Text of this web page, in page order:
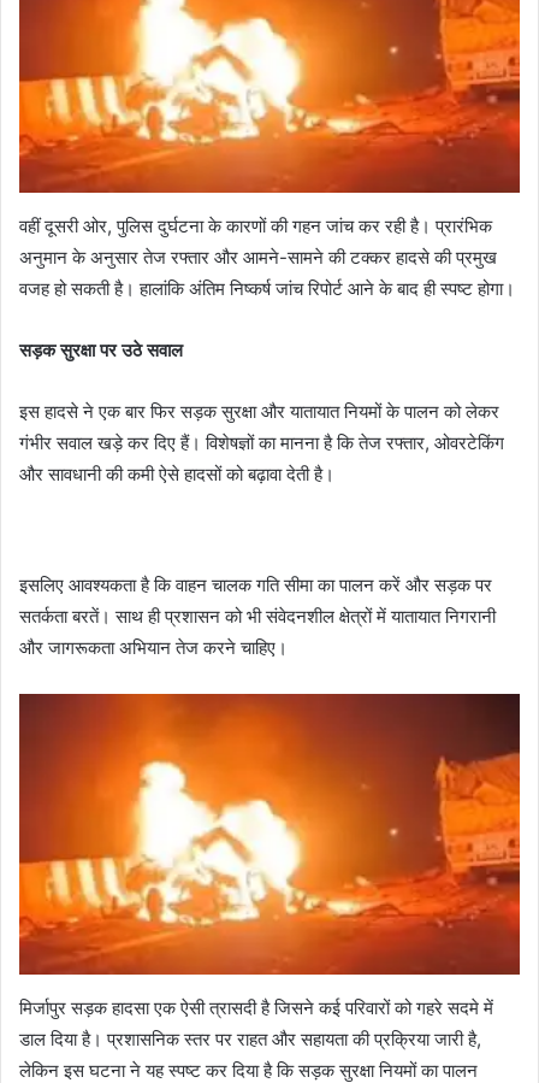
वहीं दूसरी ओर, पुलिस दुर्घटना के कारणों की गहन जांच कर रही है। प्रारंभिक
अनुमान के अनुसार तेज रफ्तार और आमने-सामने की टक्कर हादसे की प्रमुख
वजह हो सकती है। हालांकि अंतिम निष्कर्ष जांच रिपोर्ट आने के बाद ही स्पष्ट होगा।
सड़क सुरक्षा पर उठे सवाल
इस हादसे ने एक बार फिर सड़क सुरक्षा और यातायात नियमों के पालन को लेकर
गंभीर सवाल खड़े कर दिए हैं। विशेषज्ञों का मानना है कि तेज रफ्तार, ओवरटेकिंग
और सावधानी की कमी ऐसे हादसों को बढ़ावा देती है।
इसलिए आवश्यकता है कि वाहन चालक गति सीमा का पालन करें और सड़क पर
सतर्कता बरतें। साथ ही प्रशासन को भी संवेदनशील क्षेत्रों में यातायात निगरानी
और जागरूकता अभियान तेज करने चाहिए।
मिर्जापुर सड़क हादसा एक ऐसी त्रासदी है जिसने कई परिवारों को गहरे सदमे में
डाल दिया है। प्रशासनिक स्तर पर राहत और सहायता की प्रक्रिया जारी है,
लेकिन इस घटना ने यह स्पष्ट कर दिया है कि सड़क सुरक्षा नियमों का पालन